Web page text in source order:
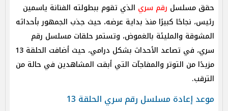
حقق مسلسل رقم سري الذي تقوم ببطولته الفنانة ياسمين
رئيس، نجاحًا كبيرًا منذ بداية عرضه، حيث جذب الجمهور بأحداثه
المشوقة والمليئة بالغموض، وتستمر حلقات مسلسل رقم
سري، في تصاعد الأحداث بشكل درامي، حيث أضافت الحلقة 13
مزيدًا من التوتر والمفاجآت التي أبقت المشاهدين في حالة من
الترقب.
موعد إعادة مسلسل رقم سري الحلقة 13